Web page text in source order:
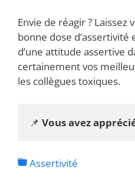
Envie de réagir ?
bonne dose
d’une attitude assertive
certainement vos
les collègues toxiques.
📌 Vous avez
Assertivité